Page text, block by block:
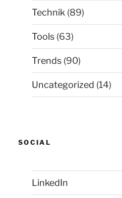
Technik (89)
Tools (63)
Trends (90)
Uncategorized (14)
SOCIAL
LinkedIn